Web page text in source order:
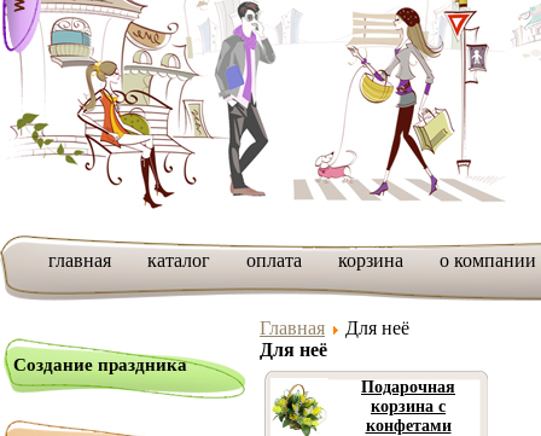
главная каталог оплата корзина о компании
Создание праздника
Главная
Для неё
Для неё
Подарочная
корзина с
конфетами